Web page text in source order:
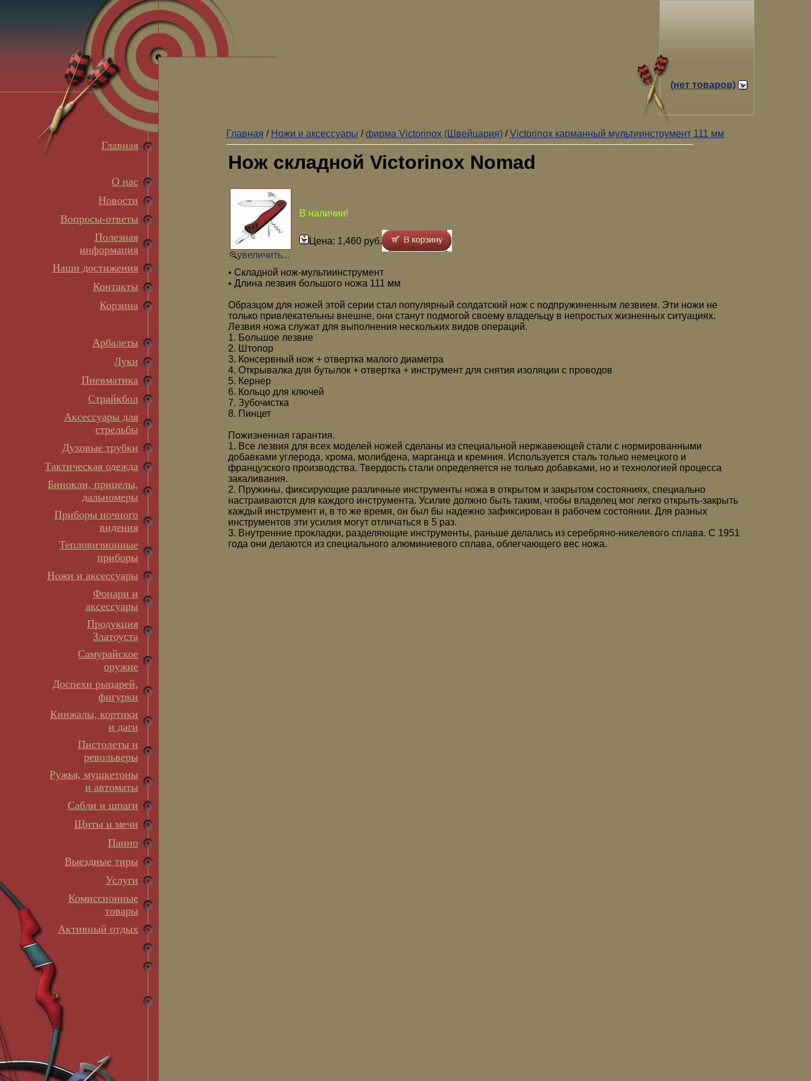
Главная
О нас
Новости
Вопросы-ответы
Полезная
информация
Наши достижения
Контакты
Корзина
Арбалеты
Луки
Пневматика
Страйкбол
Аксессуары для
стрельбы
Духовые трубки
Тактическая одежда
Бинокли, прицелы,
дальномеры
Приборы ночного
видения
Тепловизионные
приборы
Ножи и аксессуары
Фонари и
аксессуары
Продукция
Златоуста
Самурайское
оружие
Доспехи рыцарей,
фигурки
Кинжалы, кортики
и даги
Пистолеты и
револьверы
Ружья, мушкетоны
и автоматы
Сабли и шпаги
Щиты и мечи
Панно
Выездные тиры
Услуги
Комиссионные
товары
Активный отдых
(нет товаров)
Главная / Ножи и аксессуары /фирма Victorinox (Швейцария)/Victorinox карманный мультиинструмент 111 мм
Нож складной Victorinox Nomad
увеличить...
В наличии!
Цена: 1,460 руб.
• Складной нож-мультиинструмент
• Длина лезвия большого ножа 111 мм
Образцом для ножей этой серии стал популярный солдатский нож с подпружиненным лезвием. Эти ножи не
только привлекательны внешне, они станут подмогой своему владельцу в непростых жизненных ситуациях.
Лезвия ножа служат для выполнения нескольких видов операций.
1. Большое лезвие
2. Штопор
3. Консервный нож + отвертка малого диаметра
4. Открывалка для бутылок + отвертка + инструмент для снятия изоляции с проводов
5. Кернер
6. Кольцо для ключей
7. Зубочистка
8. Пинцет
Пожизненная гарантия.
1. Все лезвия для всех моделей ножей сделаны из специальной нержавеющей стали с нормированными
добавками углерода, хрома, молибдена, марганца и кремния. Используется сталь только немецкого и
французского производства. Твердость стали определяется не только добавками, но и технологией процесса
закаливания.
2. Пружины, фиксирующие различные инструменты ножа в открытом и закрытом состояниях, специально
настраиваются для каждого инструмента. Усилие должно быть таким, чтобы владелец мог легко открыть-закрыть
каждый инструмент и, в то же время, он был бы надежно зафиксирован в рабочем состоянии. Для разных
инструментов эти усилия могут отличаться в 5 раз.
3. Внутренние прокладки, разделяющие инструменты, раньше делались из серебряно-никелевого сплава. С 1951
года они делаются из специального алюминиевого сплава, облегчающего вес ножа.